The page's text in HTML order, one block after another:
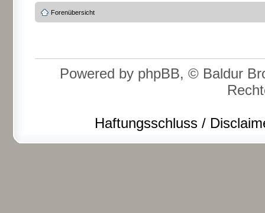
Forenübersicht
Powered by phpBB, © Baldur
Haftungsschluss /